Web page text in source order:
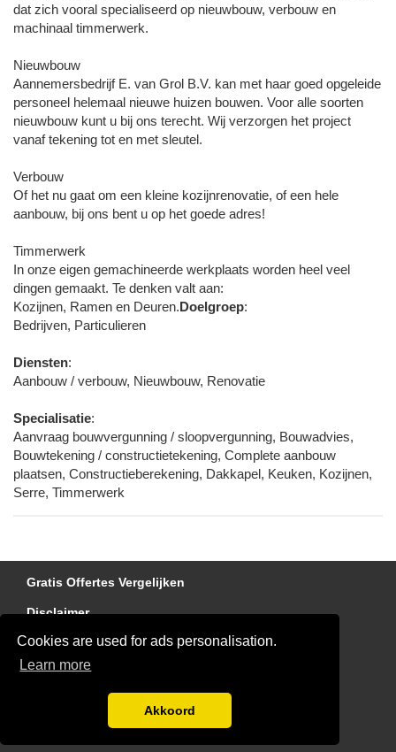
Cookies are used for ads personalisation.
Learn more
Akkoord
dat zich vooral specialiseerd op nieuwbouw, verbouw en
machinaal timmerwerk.
Nieuwbouw
Aannemersbedrijf E. van Grol B.V. kan met haar goed opgeleide
personeel helemaal nieuwe huizen bouwen. Voor alle soorten
nieuwbouw kunt u bij ons terecht. Wij verzorgen het project
vanaf tekening tot en met sleutel.
Verbouw
Of het nu gaat om een kleine kozijnrenovatie, of een hele
aanbouw, bij ons bent u op het goede adres!
Timmerwerk
In onze eigen gemachineerde werkplaats worden heel veel
dingen gemaakt. Te denken valt aan:
Kozijnen, Ramen en Deuren.Doelgroep:
Bedrijven, Particulieren
Diensten:
Aanbouw / verbouw, Nieuwbouw, Renovatie
Specialisatie:
Aanvraag bouwvergunning / sloopvergunning, Bouwadvies,
Bouwtekening / constructietekening, Complete aanbouw
plaatsen, Constructieberekening, Dakkapel, Keuken, Kozijnen,
Serre, Timmerwerk
Gratis Offertes Vergelijken
Disclaimer
Dakdekker gezocht?
Blog
Aanmelden bedrijven